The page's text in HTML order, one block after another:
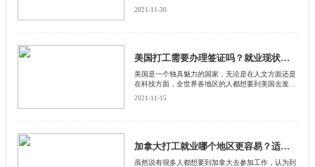
2021-11-30
美国打工需要办理签证吗？就业现状怎么样？
美国是一个独具魅力的国家，无论是在人文方面还是
在科技方面，全世界各地区的人都想要到美国去发
2021-11-15
加拿大打工就业哪个地区更容易？适合什么人？
虽然说有很多人都想要到加拿大去参加工作，认为到